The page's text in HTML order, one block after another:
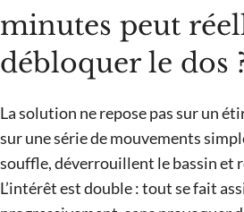
minutes peut
débloquer le dos
La solution ne repose pas sur un
sur une série de mouvements
souffle, déverrouillent le bassin et
L’intérêt est double : tout se fait